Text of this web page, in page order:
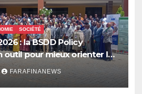
SOCIÉTÉ
: la BSDD Policy
outil pour mieux orienter les
FARAFINANEWS